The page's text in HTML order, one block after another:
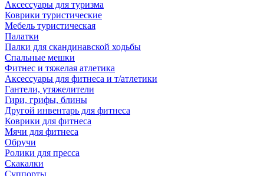
Аксессуары для туризма
Коврики туристические
Мебель туристическая
Палатки
Палки для скандинавской ходьбы
Спальные мешки
Фитнес и тяжелая атлетика
Аксессуары для фитнеса и т/атлетики
Гантели, утяжелители
Гири, грифы, блины
Другой инвентарь для фитнеса
Коврики для фитнеса
Мячи для фитнеса
Обручи
Ролики для пресса
Скакалки
Суппорты